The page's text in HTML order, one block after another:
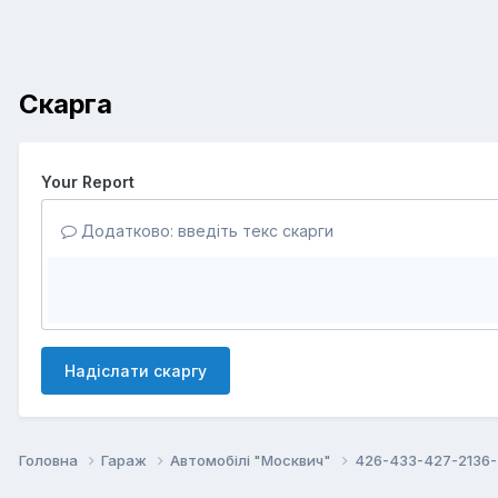
Скарга
Your Report
Додатково: введіть текс скарги
Надіслати скаргу
Головна Гараж Автомобілі "Москвич" 426-433-427-2136-